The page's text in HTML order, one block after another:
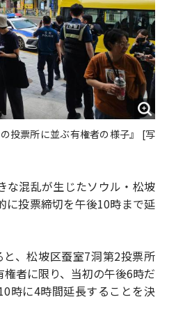
投票所に並ぶ有権者の様子』 [写
な混乱が生じたソウル・松坡
に投票締切を午後10時まで延
、松坡区蚕室7洞第2投票所
者に限り、当初の午後6時だ
時に4時間延長することを決